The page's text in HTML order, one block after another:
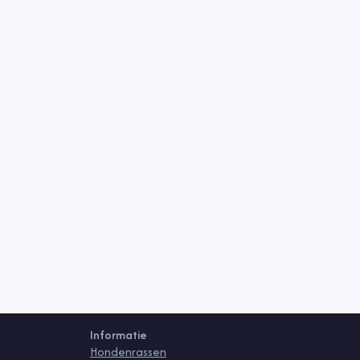
Informatie
Hondenrassen